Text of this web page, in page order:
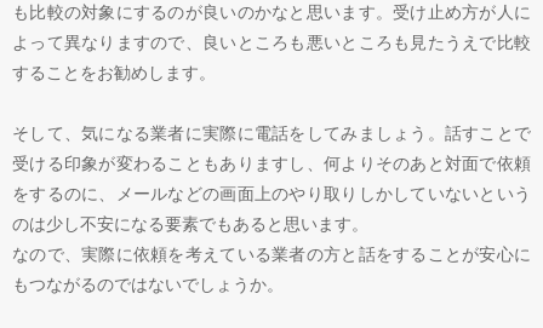
も比較の対象にするのが良いのかなと思います。受け止め方が人に
よって異なりますので、良いところも悪いところも見たうえで比較
することをお勧めします。
そして、気になる業者に実際に電話をしてみましょう。話すことで
受ける印象が変わることもありますし、何よりそのあと対面で依頼
をするのに、メールなどの画面上のやり取りしかしていないという
のは少し不安になる要素でもあると思います。
なので、実際に依頼を考えている業者の方と話をすることが安心に
もつながるのではないでしょうか。